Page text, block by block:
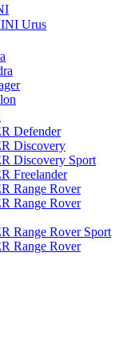
Urus
Defender
Discovery
Discovery Sport
Freelander
Range Rover
Range Rover
Range Rover Sport
Range Rover